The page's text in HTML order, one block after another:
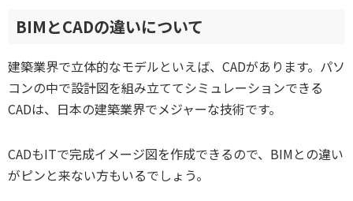
BIMとCADの違いについて
建築業界で立体的なモデルといえば、CADがあります。パソ
コンの中で設計図を組み立ててシミュレーションできる
CADは、日本の建築業界でメジャーな技術です。
CADもITで完成イメージ図を作成できるので、BIMとの違い
がピンと来ない方もいるでしょう。